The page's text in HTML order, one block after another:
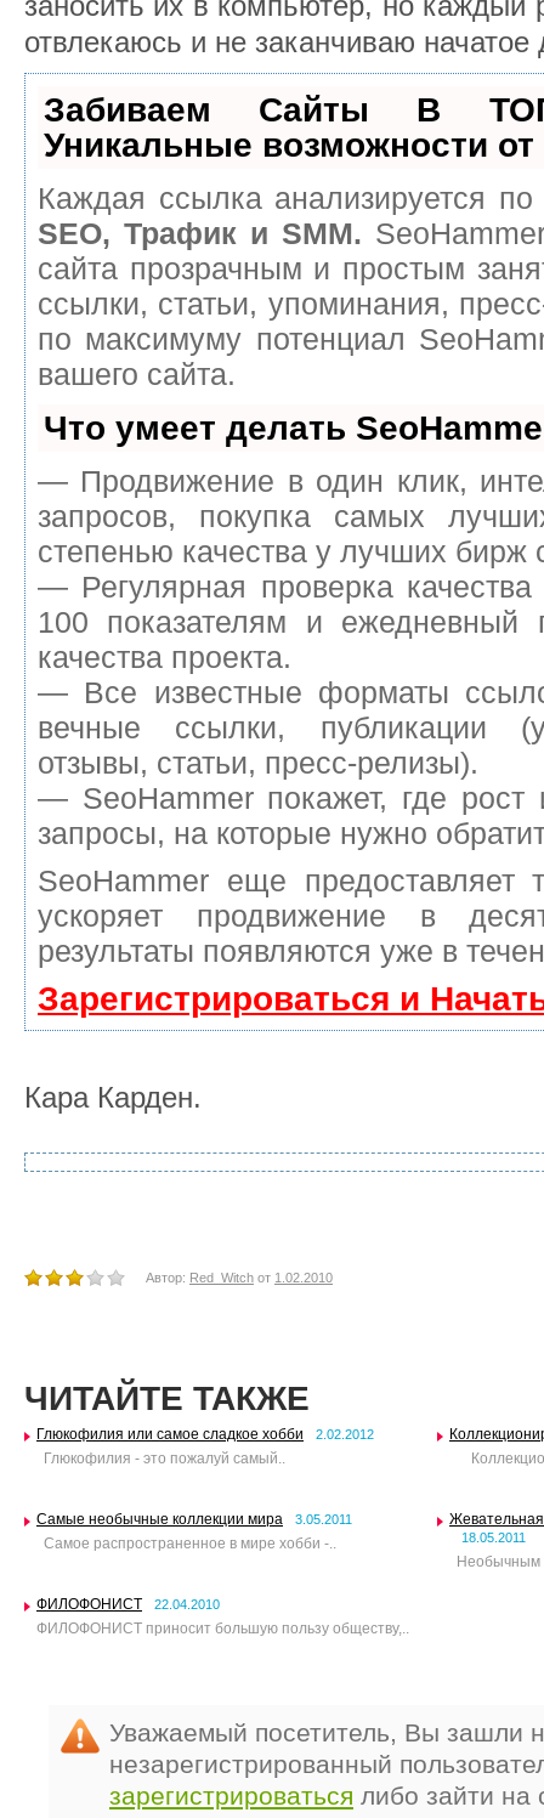
отвлекаюсь и не заканчиваю начатое
Забиваем Сайты В
Уникальные возможности от
Каждая ссылка анализируется
SEO, Трафик и SMM.
сайта прозрачным и простым
ссылки, статьи, упоминания,
по максимуму потенциал
вашего сайта.
Что умеет делать
— Продвижение в один клик,
запросов, покупка самых
степенью качества у лучших бирж
— Регулярная проверка
100 показателям и ежедневный
качества проекта.
— Все известные форматы
вечные ссылки, публикации
отзывы, статьи, пресс-релизы).
— SeoHammer покажет, где
запросы, на которые нужно
SeoHammer еще предоставляет
ускоряет продвижение в
результаты появляются уже в
Зарегистрироваться и
Кара Карден.
Автор: Red_Witch от 1.02.2010
ЧИТАЙТЕ ТАКЖЕ
Глюкофилия или самое сладкое хобби 2.02.2012
Глюкофилия - это пожалуй самый..
Самые необычные коллекции мира 3.05.2011
Самое распространенное в мире хобби -..
Жевательная
18.05.2011
Необычным
ФИЛОФОНИСТ 22.04.2010
ФИЛОФОНИСТ приносит большую пользу обществу,..
Уважаемый посетитель, Вы зашли
незарегистрированный
зарегистрироваться либо зайти на